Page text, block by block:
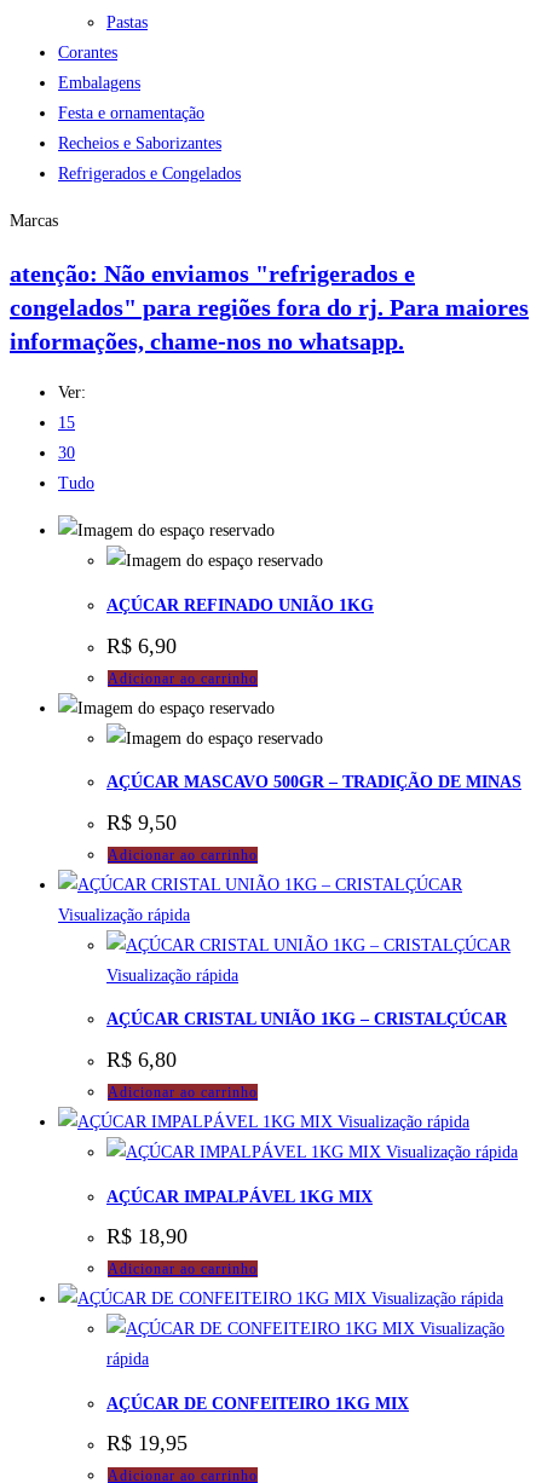
Pastas
Corantes
Embalagens
Festa e ornamentação
Recheios e Saborizantes
Refrigerados e Congelados
Marcas
atenção: Não enviamos "refrigerados e
congelados" para regiões fora do rj. Para maiores
informações, chame-nos no whatsapp.
Ver:
15
30
Tudo
AÇÚCAR REFINADO UNIÃO 1KG
R$ 6,90
Adicionar ao carrinho
AÇÚCAR MASCAVO 500GR – TRADIÇÃO DE MINAS
R$ 9,50
Adicionar ao carrinho
Visualização rápida
Visualização rápida
AÇÚCAR CRISTAL UNIÃO 1KG – CRISTALÇÚCAR
R$ 6,80
Adicionar ao carrinho
Visualização rápida
Visualização rápida
AÇÚCAR IMPALPÁVEL 1KG MIX
R$ 18,90
Adicionar ao carrinho
Visualização rápida
Visualização
rápida
AÇÚCAR DE CONFEITEIRO 1KG MIX
R$ 19,95
Adicionar ao carrinho